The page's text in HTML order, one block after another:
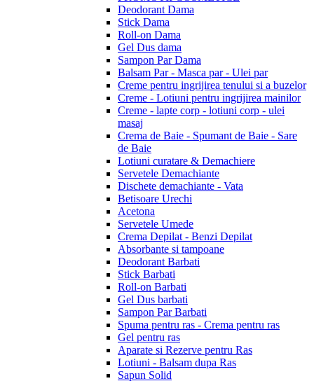
Deodorant Dama
Stick Dama
Roll-on Dama
Gel Dus dama
Sampon Par Dama
Balsam Par - Masca par - Ulei par
Creme pentru ingrijirea tenului si a buzelor
Creme - Lotiuni pentru ingrijirea mainilor
Creme - lapte corp - lotiuni corp - ulei
masaj
Crema de Baie - Spumant de Baie - Sare
de Baie
Lotiuni curatare & Demachiere
Servetele Demachiante
Dischete demachiante - Vata
Betisoare Urechi
Acetona
Servetele Umede
Crema Depilat - Benzi Depilat
Absorbante si tampoane
Deodorant Barbati
Stick Barbati
Roll-on Barbati
Gel Dus barbati
Sampon Par Barbati
Spuma pentru ras - Crema pentru ras
Gel pentru ras
Aparate si Rezerve pentru Ras
Lotiuni - Balsam dupa Ras
Sapun Solid